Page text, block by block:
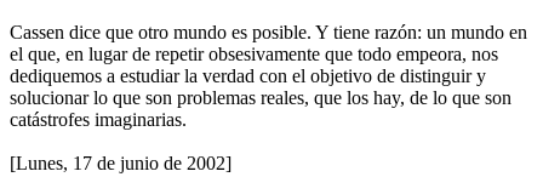
Cassen dice que otro mundo es posible. Y tiene razón: un mundo en
el que, en lugar de repetir obsesivamente que todo empeora, nos
dediquemos a estudiar la verdad con el objetivo de distinguir y
solucionar lo que son problemas reales, que los hay, de lo que son
catástrofes imaginarias.
[Lunes, 17 de junio de 2002]